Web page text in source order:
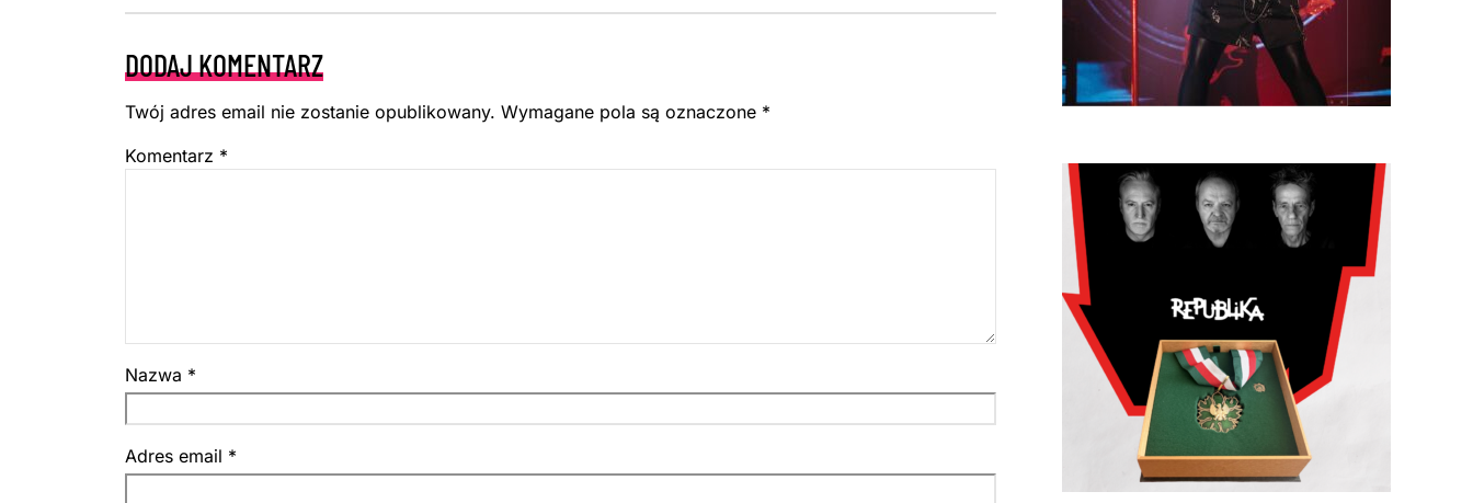
DODAJ KOMENTARZ
Twój adres email nie zostanie opublikowany. Wymagane pola są oznaczone *
Komentarz *
Nazwa *
Adres email *